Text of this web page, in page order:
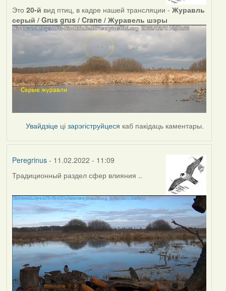
Это 20-й вид птиц, в кадре нашей трансляции - Журавль
серый / Grus grus / Crane / Журавель шэры
Увайдзіце цізарэгіструйцеся каб пакідаць каментары.
Peregrinus- 11.02.2022 - 11:09
Традиционный раздел сфер влияния ..